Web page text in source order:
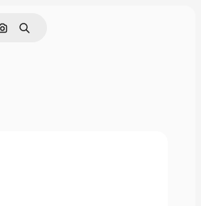
Cerca per immagine
Ricerca